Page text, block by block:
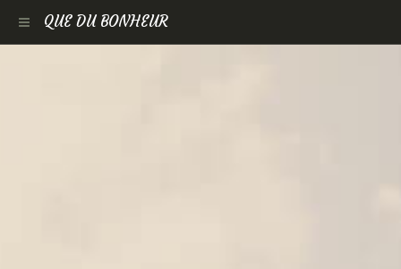
QUE DU BONHEUR